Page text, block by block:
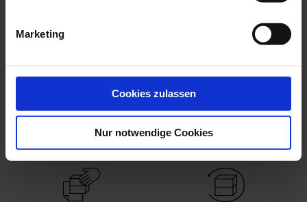
Marketing
Cookies zulassen
Nur notwendige Cookies
Available Available
$4,370.00